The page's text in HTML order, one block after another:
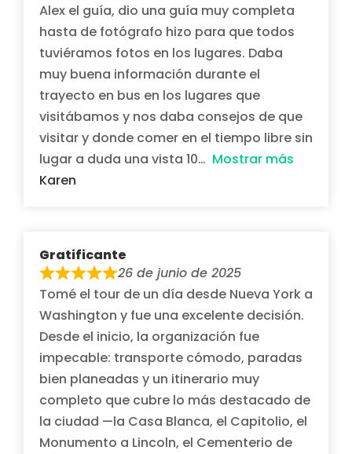
Alex el guía, dio una guía muy completa
hasta de fotógrafo hizo para que todos
tuviéramos fotos en los lugares. Daba
muy buena información durante el
trayecto en bus en los lugares que
visitábamos y nos daba consejos de que
visitar y donde comer en el tiempo libre sin
lugar a duda una vista 10
Mostrar más
Karen
Gratificante
26 de junio de 2025
Tomé el tour de un día desde Nueva York a
Washington y fue una excelente decisión.
Desde el inicio, la organización fue
impecable: transporte cómodo, paradas
bien planeadas y un itinerario muy
completo que cubre lo más destacado de
la ciudad —la Casa Blanca, el Capitolio, el
Monumento a Lincoln, el Cementerio de